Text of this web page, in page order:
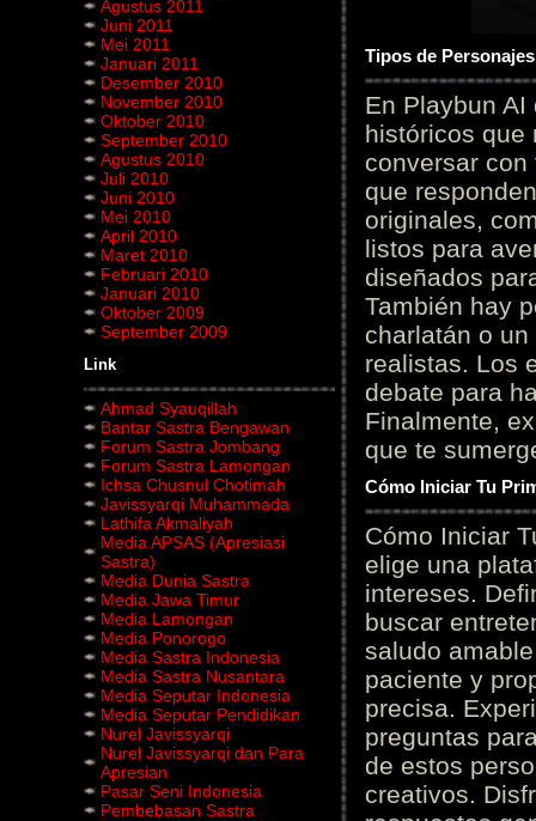
Agustus 2011
Juni 2011
Mei 2011
Januari 2011
Desember 2010
November 2010
Oktober 2010
September 2010
Agustus 2010
Juli 2010
Juni 2010
Mei 2010
April 2010
Maret 2010
Februari 2010
Januari 2010
Oktober 2009
September 2009
Link
Ahmad Syauqillah
Bantar Sastra Bengawan
Forum Sastra Jombang
Forum Sastra Lamongan
Ichsa Chusnul Chotimah
Javissyarqi Muhammada
Lathifa Akmaliyah
Media APSAS (Apresiasi
Sastra)
Media Dunia Sastra
Media Jawa Timur
Media Lamongan
Media Ponorogo
Media Sastra Indonesia
Media Sastra Nusantara
Media Seputar Indonesia
Media Seputar Pendidikan
Nurel Javissyarqi
Nurel Javissyarqi dan Para
Apresian
Pasar Seni Indonesia
Pembebasan Sastra
Tipos de
En Playbun
históricos que
conversar
que
originales,
listos para
diseñados
También hay
charlatán o
realistas. Los
debate para
Finalmente,
que te
Cómo Iniciar Tu
Cómo Iniciar
elige una
intereses.
buscar
saludo
paciente y
precisa.
preguntas
de estos
creativos.